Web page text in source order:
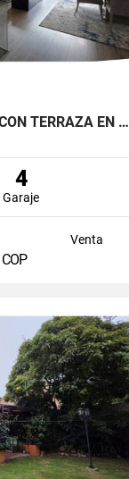
APARTAMENTO DÚPLEX CON TERRAZA EN VENTA BELLA SUIZA USAQUÉN BOGOTÁ
4
Garaje
Venta
COP